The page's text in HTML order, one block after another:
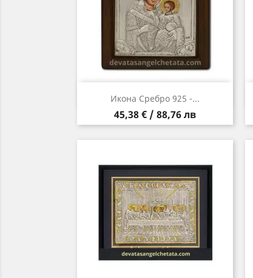
Икона Сребро 925 -...
Цена
45,38 € / 88,76 лв
Бърз преглед